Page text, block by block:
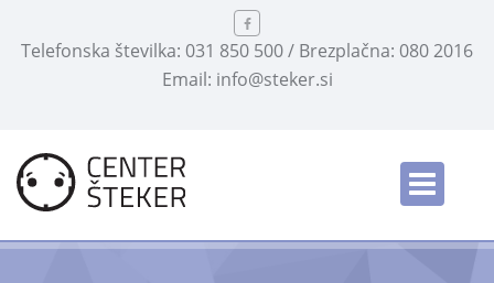
Telefonska številka: 031 850 500 / Brezplačna: 080 2016
Email: info@steker.si